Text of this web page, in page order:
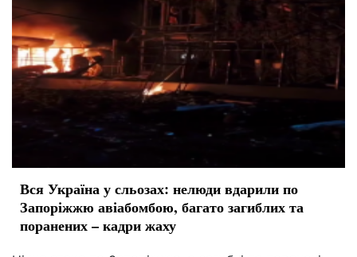
Вся Україна у сльозах: нелюди вдарили по
Запоріжжю авіабомбою, багато загиблих та
поранених – кадри жаху